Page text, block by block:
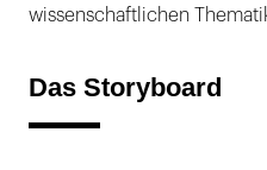
wissenschaftlichen
Das Storyboard